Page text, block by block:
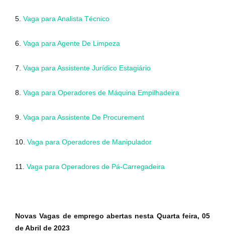
5. Vaga para Analista Técnico
6. Vaga para Agente De Limpeza
7. Vaga para Assistente Jurídico Estagiário
8. Vaga para Operadores de Máquina Empilhadeira
9. Vaga para Assistente De Procurement
10. Vaga para Operadores de Manipulador
11. Vaga para Operadores de Pá-Carregadeira
Novas Vagas de emprego abertas nesta Quarta feira, 05
de Abril de 2023